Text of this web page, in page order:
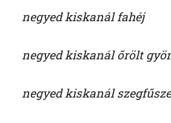
negyed kiskanál fahéj
negyed kiskanál őrölt
negyed kiskanál